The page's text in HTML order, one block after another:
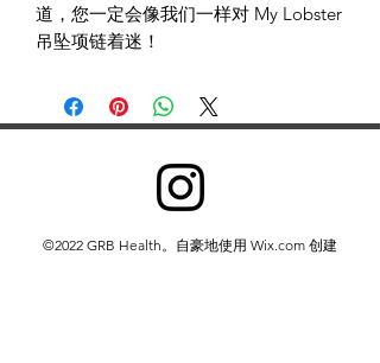
道，您一定会像我们一样对 My Lobster
吊坠项链着迷！
©2022 GRB Health。自豪地使用 Wix.com 创建